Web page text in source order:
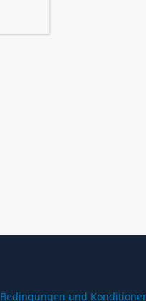
Bedingungen und